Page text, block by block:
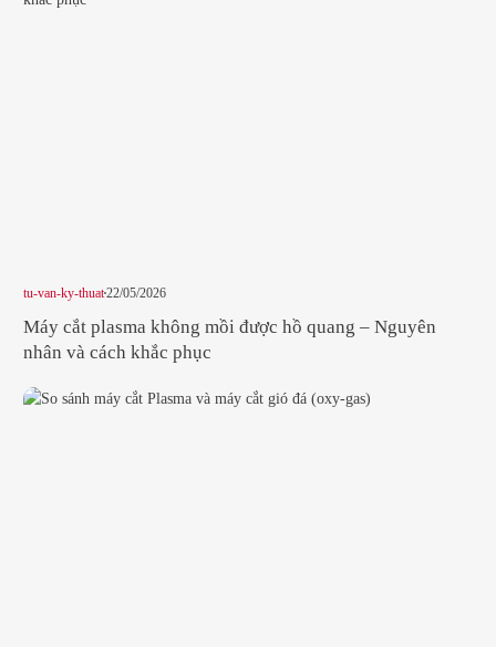
tu-van-ky-thuat22/05/2026
Máy cắt plasma không mồi được hồ quang – Nguyên
nhân và cách khắc phục